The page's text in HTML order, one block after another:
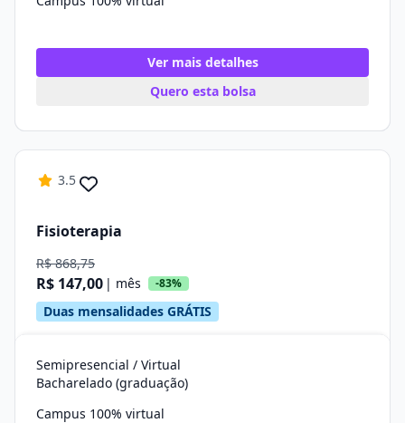
Ver mais detalhes
Quero esta bolsa
3.5
Fisioterapia
R$ 868,75
R$ 147,00 | mês -83%
Duas mensalidades GRÁTIS
Semipresencial / Virtual
Bacharelado (graduação)
Campus 100% virtual